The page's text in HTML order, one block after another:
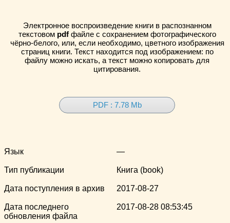
Электронное воспроизведение книги в распознанном
текстовом pdfфайле с сохранением фотографического
чёрно-белого, или, если необходимо, цветного изображения
страниц книги. Текст находится под изображением: по
файлу можно искать, а текст можно копировать для
цитирования.
PDF : 7.78 Mb
Язык —
Тип публикации Книга (book)
Дата поступления в архив 2017-08-27
Дата последнего
обновления файла
2017-08-28 08:53:45